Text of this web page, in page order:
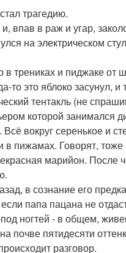
трагедию.
впав в раж и угар,
на электрическом
трениках и пиджаке от
то это яблоко засунул,
тентакль (не
которой занимался
вокруг серенькое и
в пижамах. Говорят,
марийон. После
в сознание его
папа пацана не
ногтей - в общем,
пятидесяти
разговор.